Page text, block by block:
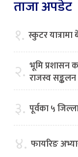
ताजा अपडेट
१. स्कुटर
२. भूमि प्रशासन
राजस्व सङ्कलन
३. पूर्वका ५
४. फायरिङ